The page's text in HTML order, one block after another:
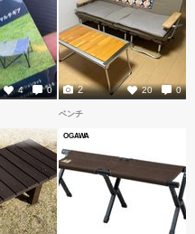
4 0 20 0
2
ベンチ
OGAWA